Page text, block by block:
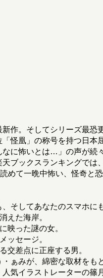
作。そしてシリーズ最恐
怪凰」の称号を持つ日本
なに怖いとは…」の声が続
ブックスランキングでは
めて一晩中怖い、怪奇と
そしてあなたのスマホに
えた海岸。
映った謎の女。
ッセージ。
交差点に正座する男。
ぁみが、綿密な取材をも
気イラストレーターの篠